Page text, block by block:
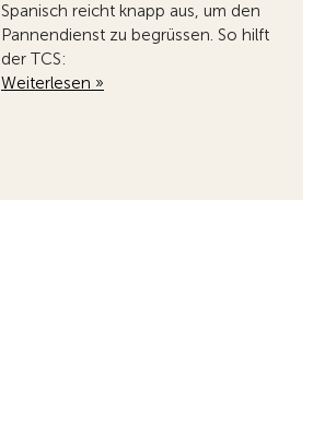
Spanisch reicht knapp aus, um den
Pannendienst zu begrüssen. So hilft
der TCS:
Weiterlesen »